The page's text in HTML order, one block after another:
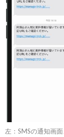
左：SMSの通知画